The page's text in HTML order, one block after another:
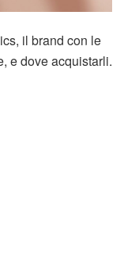
il brand con le
e dove acquistarli.